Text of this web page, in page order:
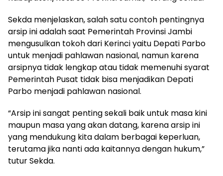
Sekda menjelaskan, salah satu contoh pentingnya
arsip ini adalah saat Pemerintah Provinsi Jambi
mengusulkan tokoh dari Kerinci yaitu Depati Parbo
untuk menjadi pahlawan nasional, namun karena
arsipnya tidak lengkap atau tidak memenuhi syarat
Pemerintah Pusat tidak bisa menjadikan Depati
Parbo menjadi pahlawan nasional.
“Arsip ini sangat penting sekali baik untuk masa kini
maupun masa yang akan datang, karena arsip ini
yang mendukung kita dalam berbagai keperluan,
terutama jika nanti ada kaitannya dengan hukum,”
tutur Sekda.